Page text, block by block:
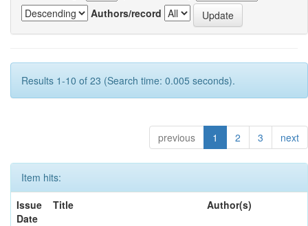
Authors/record
Results 1-10 of 23 (Search time: 0.005 seconds).
previous 1 2 3 next
Item hits:
Issue
Date
Title Author(s)